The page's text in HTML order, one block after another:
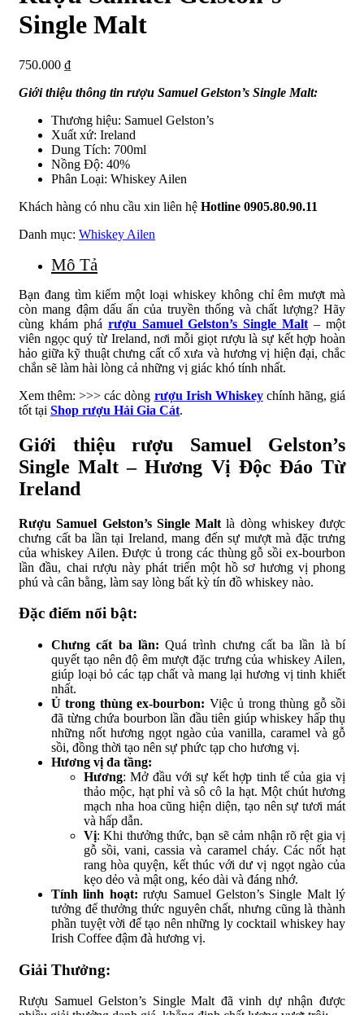
Single Malt
750.000 ₫
Giới thiệu thông tin rượu Samuel Gelston’s Single Malt:
Thương hiệu: Samuel Gelston’s
Xuất xứ: Ireland
Dung Tích: 700ml
Nồng Độ: 40%
Phân Loại: Whiskey Ailen
Khách hàng có nhu cầu xin liên hệ Hotline 0905.80.90.11
Danh mục: Whiskey Ailen
Mô Tả
Bạn đang tìm kiếm một loại whiskey không chỉ êm mượt mà
còn mang đậm dấu ấn của truyền thống và chất lượng? Hãy
cùng khám phá rượu Samuel Gelston’s Single Malt – một
viên ngọc quý từ Ireland, nơi mỗi giọt rượu là sự kết hợp hoàn
hảo giữa kỹ thuật chưng cất cổ xưa và hương vị hiện đại, chắc
chắn sẽ làm hài lòng cả những vị giác khó tính nhất.
Xem thêm: >>> các dòng rượu Irish Whiskeychính hãng, giá
tốt tại Shop rượu Hải Gia Cát.
Giới thiệu rượu Samuel Gelston’s
Single Malt – Hương Vị Độc Đáo Từ
Ireland
Rượu Samuel Gelston’s Single Malt là dòng whiskey được
chưng cất ba lần tại Ireland, mang đến sự mượt mà đặc trưng
của whiskey Ailen. Được ủ trong các thùng gỗ sồi ex-bourbon
lần đầu, chai rượu này phát triển một hồ sơ hương vị phong
phú và cân bằng, làm say lòng bất kỳ tín đồ whiskey nào.
Đặc điểm nổi bật:
Chưng cất ba lần: Quá trình chưng cất ba lần là bí
quyết tạo nên độ êm mượt đặc trưng của whiskey Ailen,
giúp loại bỏ các tạp chất và mang lại hương vị tinh khiết
nhất.
Ủ trong thùng ex-bourbon: Việc ủ trong thùng gỗ sồi
đã từng chứa bourbon lần đầu tiên giúp whiskey hấp thụ
những nốt hương ngọt ngào của vanilla, caramel và gỗ
sồi, đồng thời tạo nên sự phức tạp cho hương vị.
Hương vị đa tầng:
Hương: Mở đầu với sự kết hợp tinh tế của gia vị
thảo mộc, hạt phỉ và sô cô la hạt. Một chút hương
mạch nha hoa cũng hiện diện, tạo nên sự tươi mát
và hấp dẫn.
Vị: Khi thưởng thức, bạn sẽ cảm nhận rõ rệt gia vị
gỗ sồi, vani, cassia và caramel cháy. Các nốt hạt
rang hòa quyện, kết thúc với dư vị ngọt ngào của
kẹo dẻo và mật ong, kéo dài và đáng nhớ.
Tính linh hoạt: rượu Samuel Gelston’s Single Malt lý
tưởng để thưởng thức nguyên chất, nhưng cũng là thành
phần tuyệt vời để tạo nên những ly cocktail whiskey hay
Irish Coffee đậm đà hương vị.
Giải Thưởng:
Rượu Samuel Gelston’s Single Malt đã vinh dự nhận được